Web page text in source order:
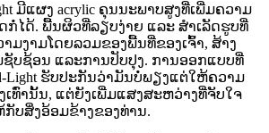
ມີແຜງ acrylic ຄຸນນະພາບສູງທີ່ເພີ່ມຄວາມ
ໄດ້. ພື້ນຜິວທີ່ລຽບງ່າຍ ແລະ ສໍາເລັດຮູບທີ່
ມງາມໂດຍລວມຂອງພື້ນທີ່ຂອງເຈົ້າ, ສ້າງ
ບຊ້ອນ ແລະການປັບປຸງ. ການອອກແບບທີ່
Light ຮັບປະກັນວ່າມັນບໍ່ພຽງແຕ່ໃຫ້ຄວາມ
ເທົ່ານັ້ນ, ແຕ່ຍັງເພີ່ມແສງສະຫວ່າງທີ່ຈັບໃຈ
ກັບສິ່ງອ້ອມຂ້າງຂອງທ່ານ.